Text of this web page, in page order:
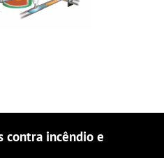
contra incêndio e